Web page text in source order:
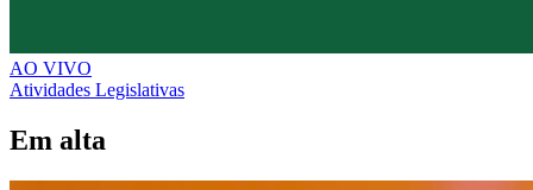
AO VIVO
Atividades Legislativas
Em alta